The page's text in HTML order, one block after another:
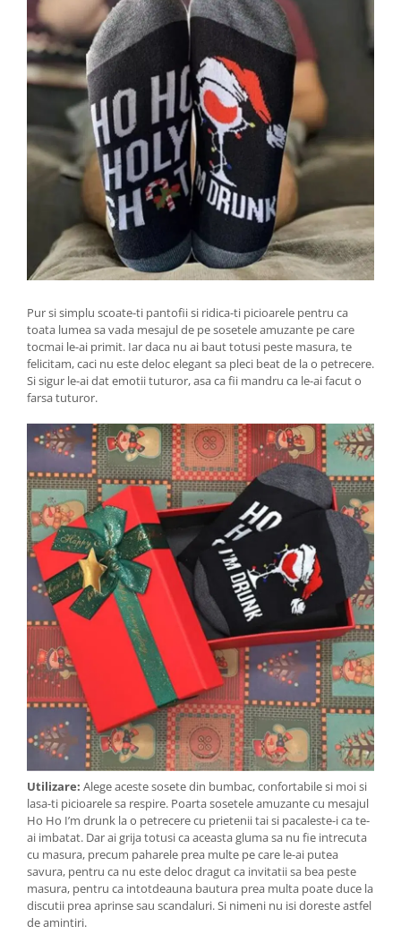
Pur si simplu scoate-ti pantofii si ridica-ti picioarele pentru ca
toata lumea sa vada mesajul de pe sosetele amuzante pe care
tocmai le-ai primit. Iar daca nu ai baut totusi peste masura, te
felicitam, caci nu este deloc elegant sa pleci beat de la o petrecere.
Si sigur le-ai dat emotii tuturor, asa ca fii mandru ca le-ai facut o
farsa tuturor.
Utilizare: Alege aceste sosete din bumbac, confortabile si moi si
lasa-ti picioarele sa respire. Poarta sosetele amuzante cu mesajul
Ho Ho I’m drunk la o petrecere cu prietenii tai si pacaleste-i ca te-
ai imbatat. Dar ai grija totusi ca aceasta gluma sa nu fie intrecuta
cu masura, precum paharele prea multe pe care le-ai putea
savura, pentru ca nu este deloc dragut ca invitatii sa bea peste
masura, pentru ca intotdeauna bautura prea multa poate duce la
discutii prea aprinse sau scandaluri. Si nimeni nu isi doreste astfel
de amintiri.